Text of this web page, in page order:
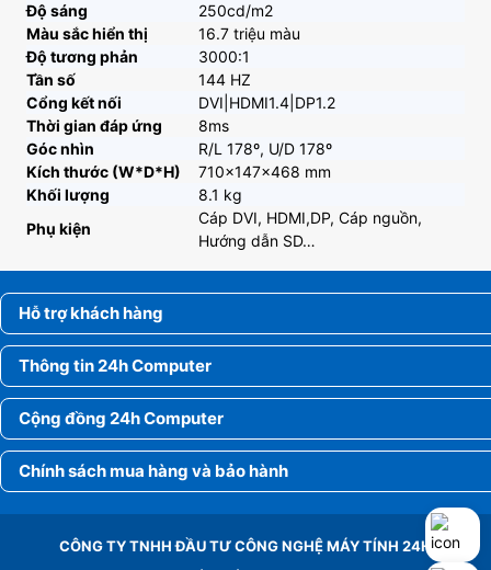
Độ sáng
250cd/m2
Màu sắc hiển thị
16.7 triệu màu
Độ tương phản
3000:1
Tần số
144 HZ
Cổng kết nối
DVI|HDMI1.4|DP1.2
Thời gian đáp ứng
8ms
Góc nhìn
R/L 178º, U/D 178º
Kích thước (W*D*H)
710x147x468 mm
Khối lượng
8.1 kg
Phụ kiện
Cáp DVI, HDMI,DP, Cáp nguồn,
Hướng dẫn SD…
Hỗ trợ khách hàng
Thông tin 24h Computer
Cộng đồng 24h Computer
Chính sách mua hàng và bảo hành
CÔNG TY TNHH ĐẦU TƯ CÔNG NGHỆ MÁY TÍNH 24H